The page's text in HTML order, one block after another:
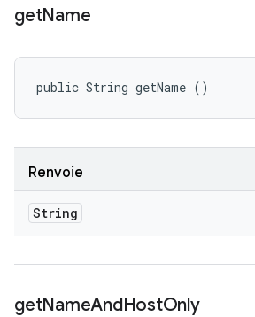
getName
public String getName ()
Renvoie
String
getNameAndHostOnly